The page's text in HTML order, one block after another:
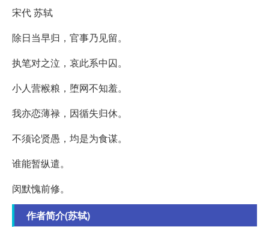
宋代 苏轼
除日当早归，官事乃见留。
执笔对之泣，哀此系中囚。
小人营糇粮，堕网不知羞。
我亦恋薄禄，因循失归休。
不须论贤愚，均是为食谋。
谁能暂纵遣。
闵默愧前修。
作者简介(苏轼)